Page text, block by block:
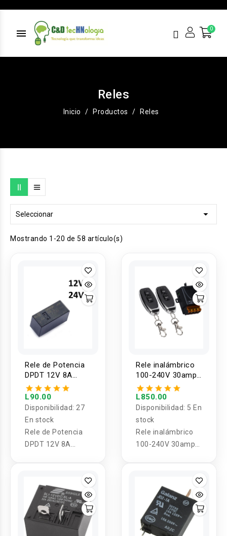
menu
Reles
Inicio Productos Reles
Seleccionar 
Mostrando 1-20 de 58 artículo(s)
Rele de Potencia
DPDT 12V 8A
G2RL-2 12/24
VDC
L90.00
Disponibilidad: 27
En stock
Rele de Potencia
DPDT 12V 8A
Rele inalámbrico
100-240V 30amp
500mts 433mhz
L850.00
Disponibilidad: 5 En
stock
Rele inalámbrico
100-240V 30amp